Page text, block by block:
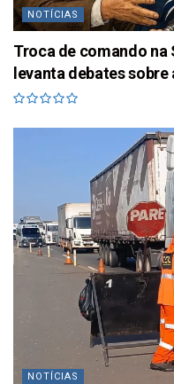
NOTÍCIAS
Troca de comando na
levanta debates
NOTÍCIAS